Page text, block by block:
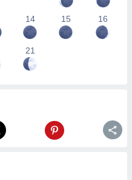
14 15 16
21